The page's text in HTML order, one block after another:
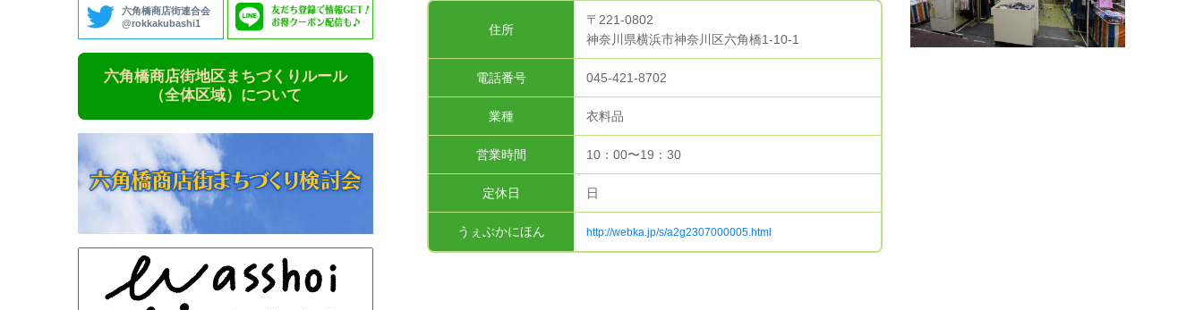
住所
〒221-0802
神奈川県横浜市神奈川区六角橋1-10-1
電話番号 045-421-8702
業種 衣料品
営業時間 10：00〜19：30
定休日 日
うぇぶかにほん http://webka.jp/s/a2g2307000005.html
六角橋商店街連合会
@rokkakubashi1
友だち登録で情報GET！
お得クーポン配信も♪
六角橋商店街地区まちづくりルール
（全体区域）について